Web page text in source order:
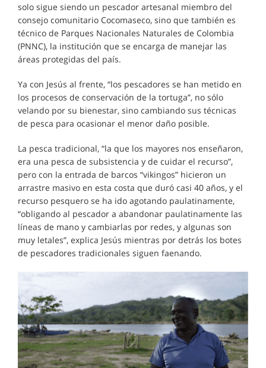
solo sigue siendo un pescador artesanal miembro del
consejo comunitario Cocomaseco, sino que también es
técnico de Parques Nacionales Naturales de Colombia
(PNNC), la institución que se encarga de manejar las
áreas protegidas del país.
Ya con Jesús al frente, “los pescadores se han metido en
los procesos de conservación de la tortuga”, no sólo
velando por su bienestar, sino cambiando sus técnicas
de pesca para ocasionar el menor daño posible.
La pesca tradicional, “la que los mayores nos enseñaron,
era una pesca de subsistencia y de cuidar el recurso”,
pero con la entrada de barcos “vikingos” hicieron un
arrastre masivo en esta costa que duró casi 40 años, y el
recurso pesquero se ha ido agotando paulatinamente,
“obligando al pescador a abandonar paulatinamente las
líneas de mano y cambiarlas por redes, y algunas son
muy letales”, explica Jesús mientras por detrás los botes
de pescadores tradicionales siguen faenando.